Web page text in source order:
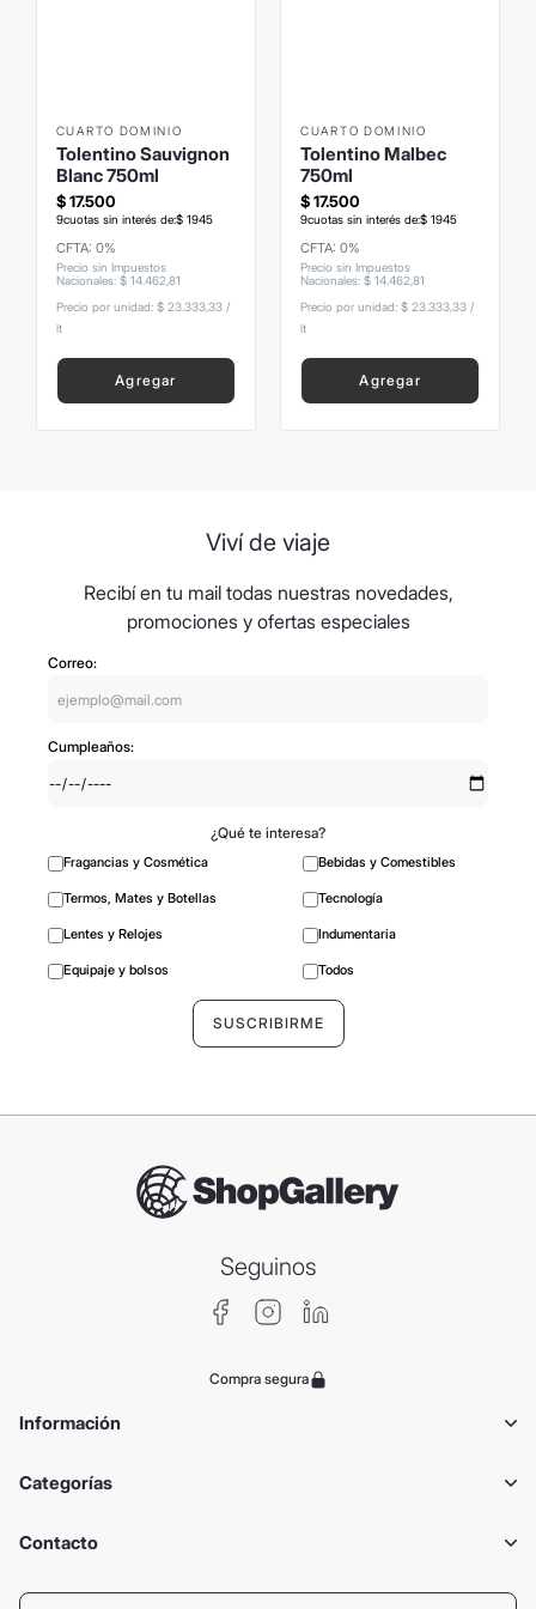
CUARTO DOMINIO
Tolentino Sauvignon
Blanc 750ml
$ 17.500
9cuotas sin interés de:$ 1945
CFTA: 0%
Precio sin Impuestos
Nacionales: $ 14.462 81
Precio por unidad: $ 23.333,33/
lt
Agregar
CUARTO DOMINIO
Tolentino Malbec
750ml
$17.500
9cuotas sin interés de:$ 1945
CFTA: 0%
Precio sin Impuestos
Nacionales: $ 14462 81
Precio por unidad: $ 23.333,33 /
lt
Agregar
Viví de viaje
Recibí en tu mail todas nuestras novedades,
promociones y ofertas especiales
Correo:
Cumpleaños:
¿Qué te interesa?
Fragancias y Cosmética Bebidas y Comestibles
Termos, Mates y Botellas Tecnología
Lentes y Relojes Indumentaria
Equipaje y bolsos Todos
Seguinos
Compra segura
Información
Categorías
Contacto